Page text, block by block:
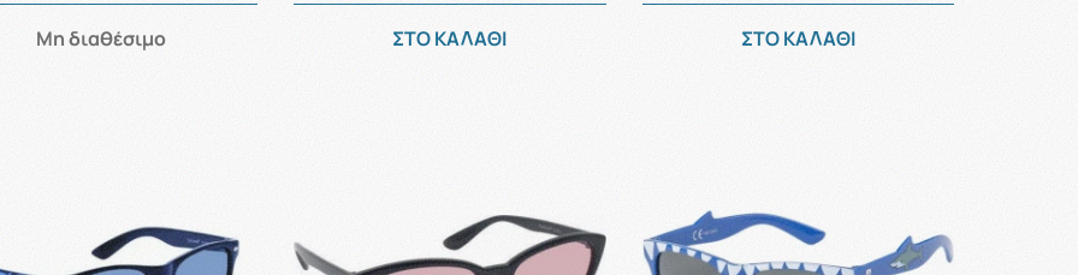
Μη διαθέσιμο ΣΤΟ ΚΑΛΑΘΙ ΣΤΟ ΚΑΛΑΘΙ